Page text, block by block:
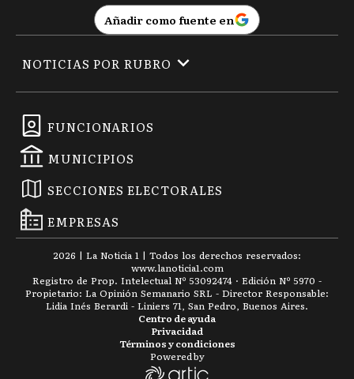
Añadir como fuente en
FUNCIONARIOS
MUNICIPIOS
SECCIONES ELECTORALES
EMPRESAS
NOTICIAS POR RUBRO
2026 | La Noticia 1 | Todos los derechos reservados:
www.lanoticia1.com
Registro de Prop. Intelectual Nº 53092474 · Edición Nº 5970 -
Propietario: La Opinión Semanario SRL - Director Responsable:
Lidia Inés Berardi - Liniers 71, San Pedro, Buenos Aires.
Términos y condiciones
Privacidad
Centro de ayuda
Powered by